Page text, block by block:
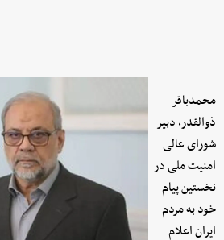
محمدباقر
ذوالقدر، دبیر
شورای عالی
امنیت ملی در
نخستین پیام
خود به مردم
ایران اعلام